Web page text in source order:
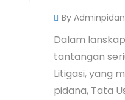
By
Dalam
tantangan
Litigasi, yang
pidana, Tata